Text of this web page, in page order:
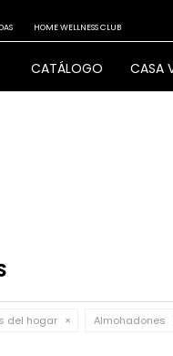
CATÁLOGO CASA
HOME WELLNESS CLUB
del hogar Almohadones